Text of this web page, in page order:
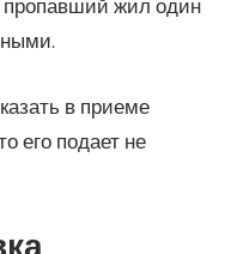
пропавший жил один
в приеме
его подает не